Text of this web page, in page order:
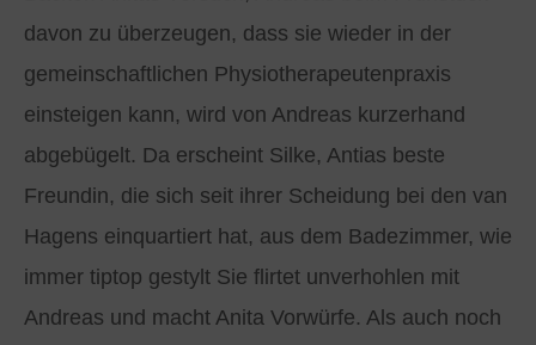
davon zu überzeugen, dass sie wieder in der
gemeinschaftlichen Physiotherapeutenpraxis
einsteigen kann, wird von Andreas kurzerhand
abgebügelt. Da erscheint Silke, Antias beste
Freundin, die sich seit ihrer Scheidung bei den van
Hagens einquartiert hat, aus dem Badezimmer, wie
immer tiptop gestylt Sie flirtet unverhohlen mit
Andreas und macht Anita Vorwürfe. Als auch noch